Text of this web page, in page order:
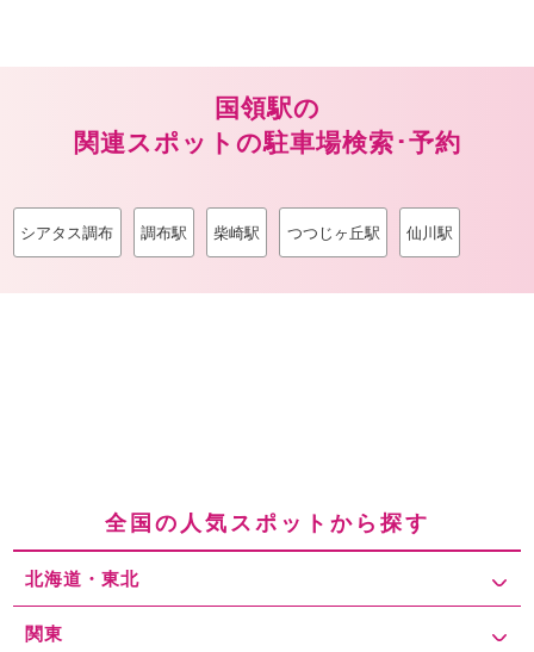
国領駅の
関連スポットの駐車場検索･予約
シアタス調布 調布駅 柴崎駅 つつじヶ丘駅 仙川駅
全国の人気スポットから探す
北海道・東北
関東